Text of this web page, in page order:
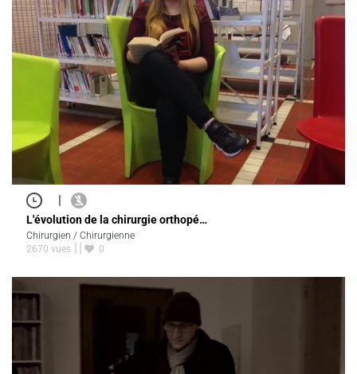
|
L'évolution de la chirurgie orthopé…
Chirurgien / Chirurgienne
2670 vues
0